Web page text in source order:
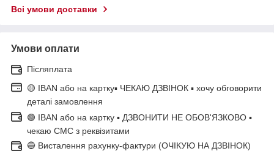
Всі умови доставки
Умови оплати
Післяплата
🟡 IBAN або на картку▪ ЧЕКАЮ ДЗВІНОК ▪ хочу обговорити
деталі замовлення
🟢 IBAN або на картку ▪ ДЗВОНИТИ НЕ ОБОВ'ЯЗКОВО ▪
чекаю СМС з реквізитами
🔵 Висталення рахунку-фактури (ОЧІКУЮ НА ДЗВІНОК)